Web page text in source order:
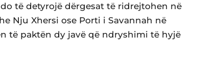
të detyrojë dërgesat të ridrejtohen në
Nju Xhersi ose Porti i Savannah në
të paktën dy javë që ndryshimi të hyjë